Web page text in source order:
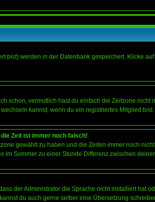
bist) werden in der Datenbank gespeichert. Klicke auf
schon, vermutlich hast du einfach die Zeitzone
kannst, wenn du ein registriertes Mitglied
Zeit ist immer noch falsch!
gewählt zu haben und die Zeiten immer noch
im Sommer zu einer Stunde Differenz zwischen
der Administrator die Sprache nicht installiert hat
du auch gerne selber eine Übersetzung